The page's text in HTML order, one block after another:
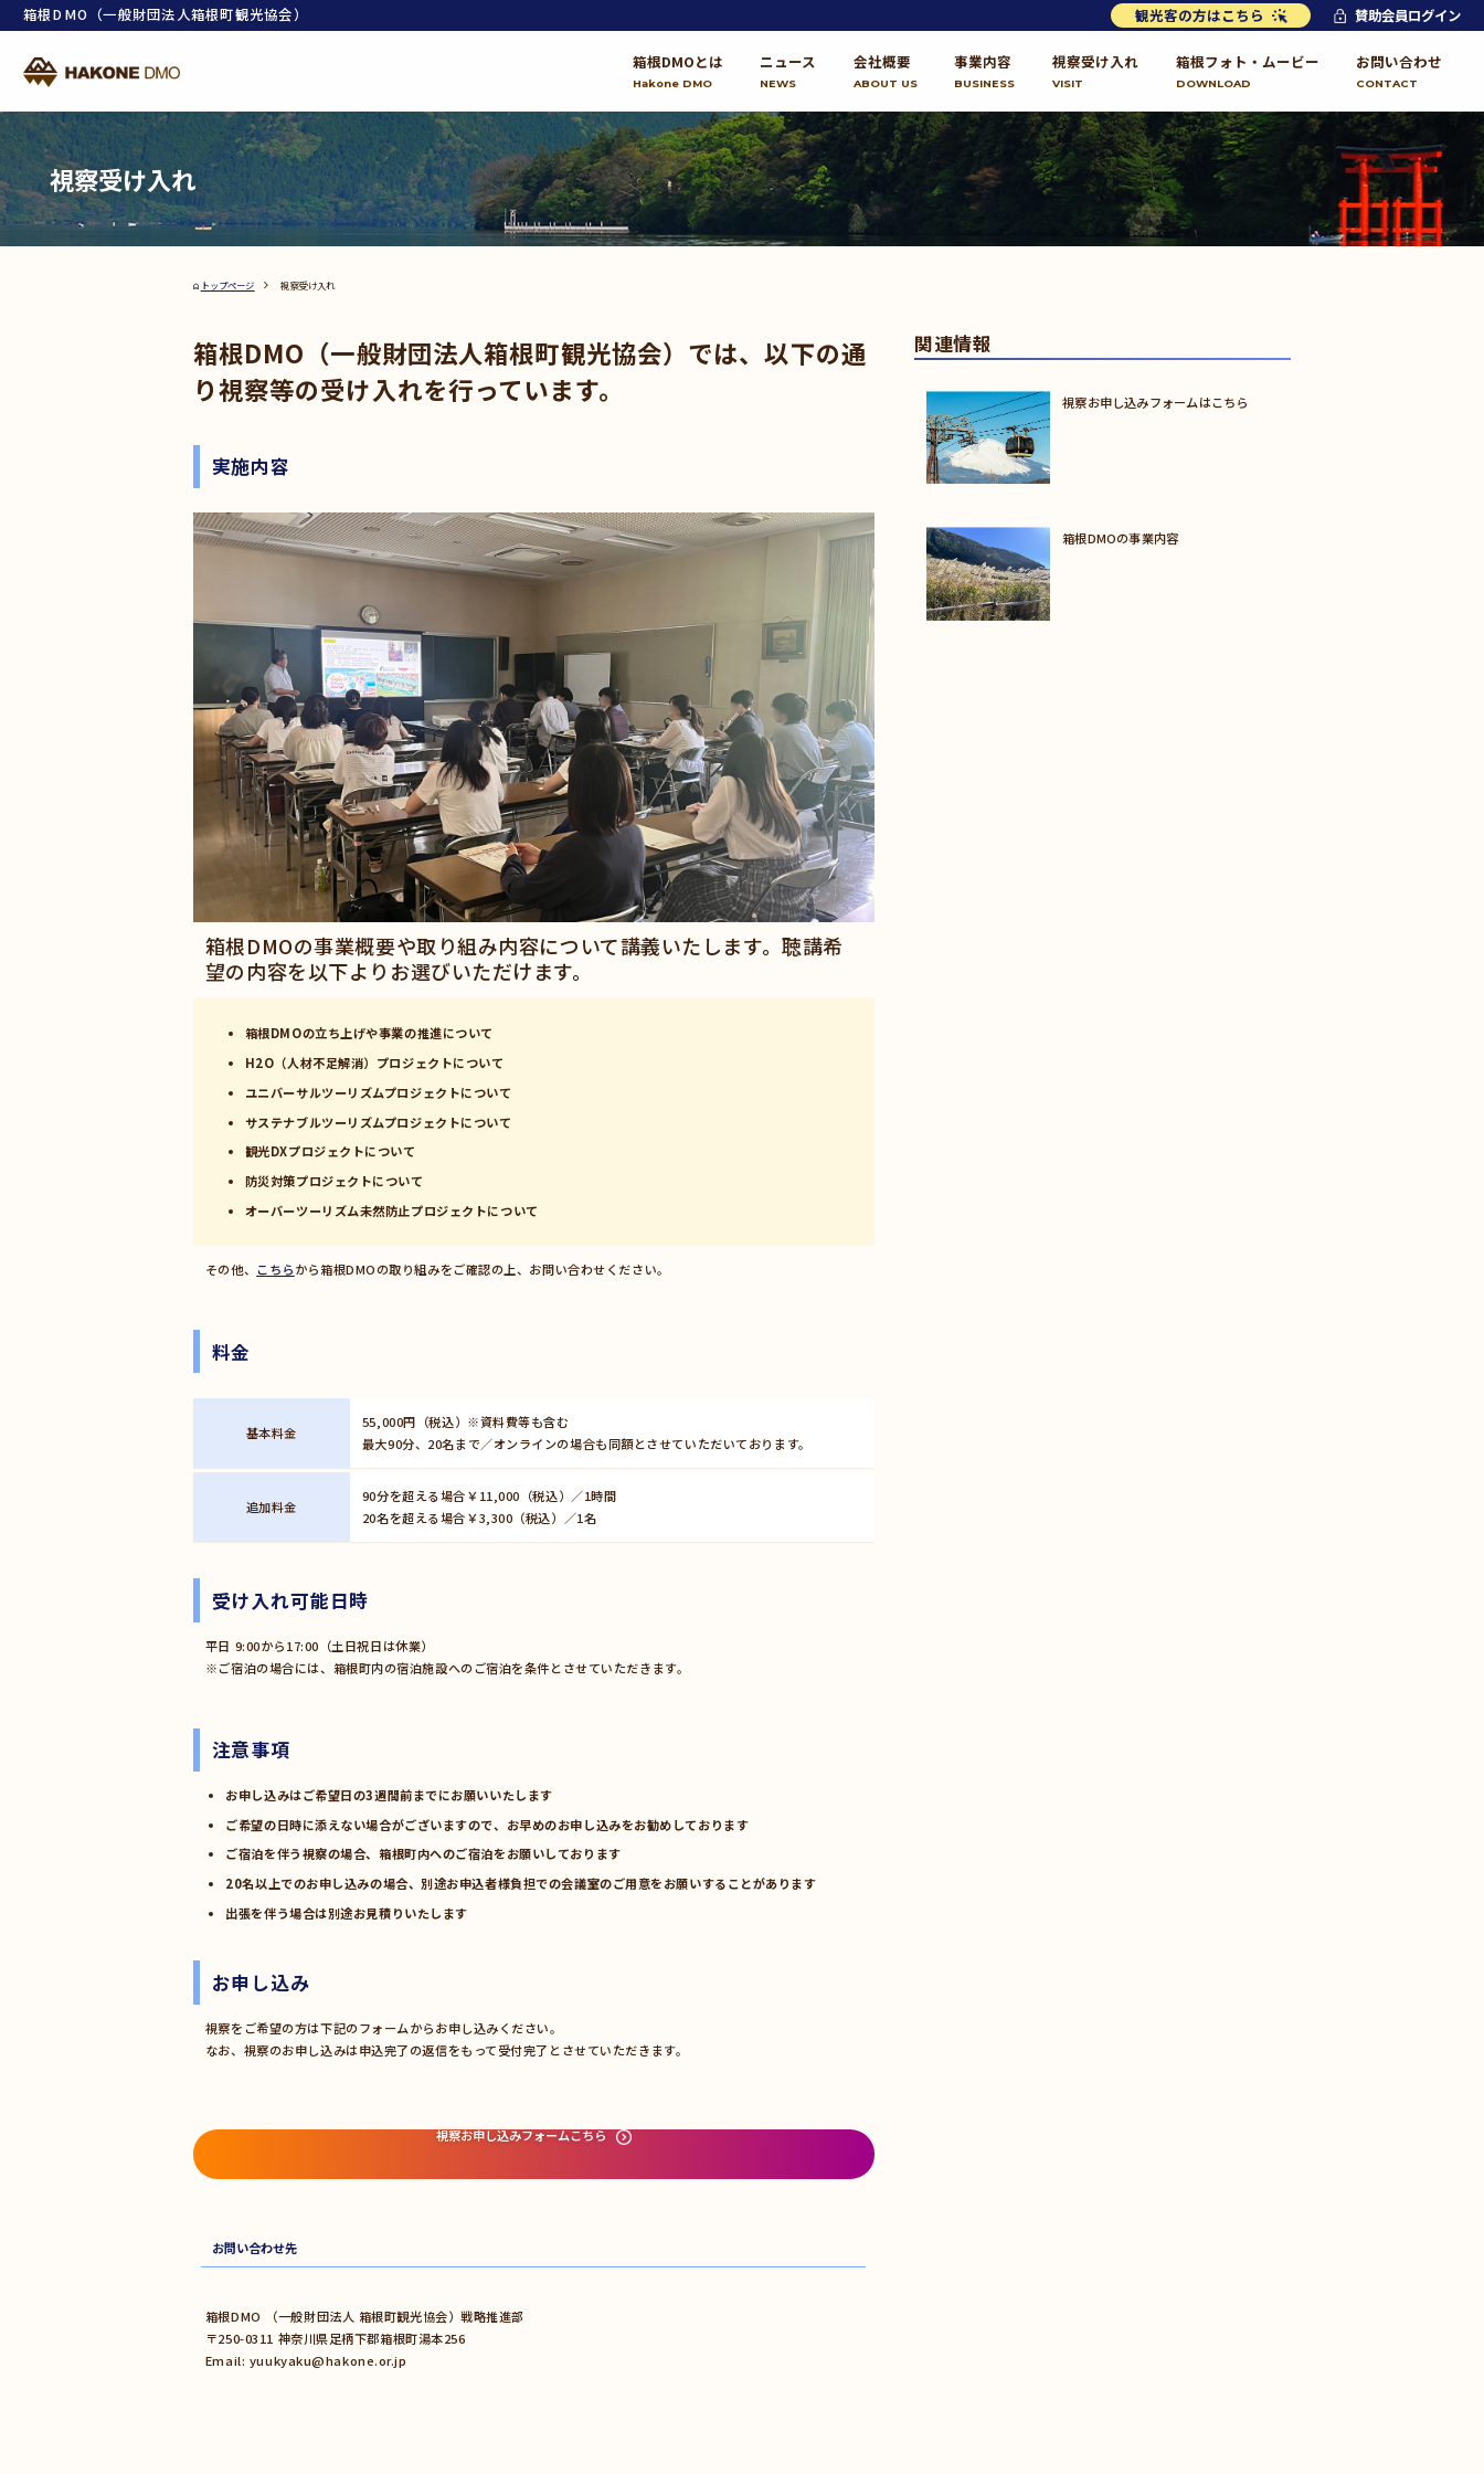
箱根DMO（一般財団法人箱根町観光協会） 観光客の方はこちら 賛助会員ログイン
箱根DMOとは
Hakone DMO
ニュース
NEWS
会社概要
ABOUT US
事業内容
BUSINESS
視察受け入れ
VISIT
箱根フォト・ムービー
DOWNLOAD
お問い合わせ
CONTACT
視察受け入れ
トップページ 視察受け入れ
箱根DMO（一般財団法人箱根町観光協会）では、以下の通
り視察等の受け入れを行っています。
実施内容
箱根DMOの事業概要や取り組み内容について講義いたします。聴講希
望の内容を以下よりお選びいただけます。
箱根DMOの立ち上げや事業の推進について
H2O（人材不足解消）プロジェクトについて
ユニバーサルツーリズムプロジェクトについて
サステナブルツーリズムプロジェクトについて
観光DXプロジェクトについて
防災対策プロジェクトについて
オーバーツーリズム未然防止プロジェクトについて
その他、 こちらから箱根DMOの取り組みをご確認の上、お問い合わせください。
料金
基本料金
55,000円（税込）※資料費等も含む
最大90分、20名まで／オンラインの場合も同額とさせていただいております。
追加料金
90分を超える場合￥11,000（税込）／1時間
20名を超える場合￥3,300（税込）／1名
受け入れ可能日時
平日 9:00から17:00（土日祝日は休業）
※ご宿泊の場合には、箱根町内の宿泊施設へのご宿泊を条件とさせていただきます。
注意事項
お申し込みはご希望日の3週間前までにお願いいたします
ご希望の日時に添えない場合がございますので、お早めのお申し込みをお勧めしております
ご宿泊を伴う視察の場合、箱根町内へのご宿泊をお願いしております
20名以上でのお申し込みの場合、別途お申込者様負担での会議室のご用意をお願いすることがあります
出張を伴う場合は別途お見積りいたします
お申し込み
視察をご希望の方は下記のフォームからお申し込みください。
なお、視察のお申し込みは申込完了の返信をもって受付完了とさせていただきます。
視察お申し込みフォームこちら
お問い合わせ先
箱根DMO （一般財団法人 箱根町観光協会）戦略推進部
〒250-0311 神奈川県足柄下郡箱根町湯本256
Email: yuukyaku@hakone.or.jp
関連情報
視察お申し込みフォームはこちら
箱根DMOの事業内容